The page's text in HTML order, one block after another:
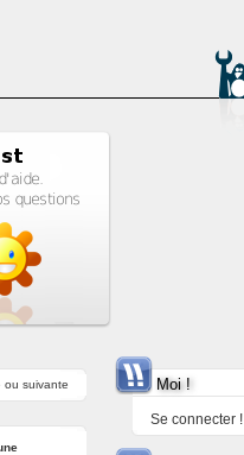
ou suivante Moi !
Se connecter !